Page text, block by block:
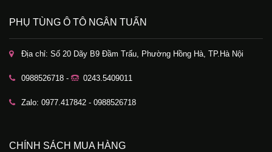
PHỤ TÙNG Ô TÔ NGÂN TUẤN
Địa chỉ: Số 20 Dãy B9 Đầm Trấu, Phường Hồng Hà, TP.Hà Nội
0988526718 - 0243.5409011
Zalo: 0977.417842 - 0988526718
CHÍNH SÁCH MUA HÀNG